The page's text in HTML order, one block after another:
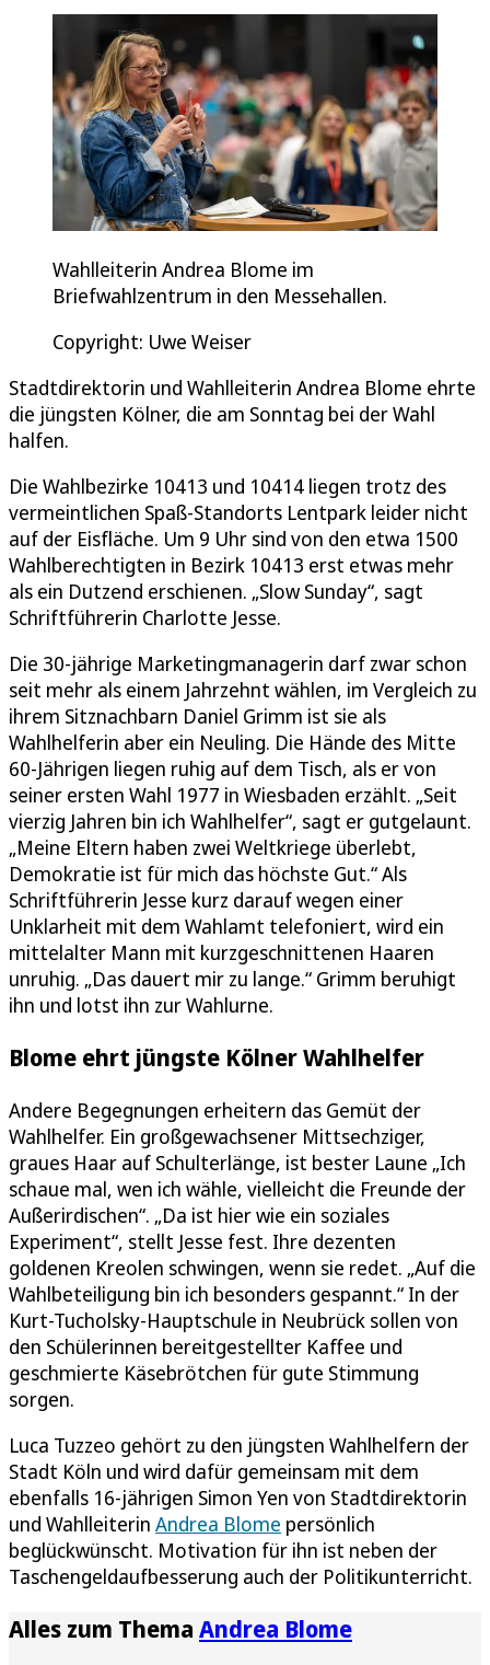
Wahlleiterin Andrea Blome im
Briefwahlzentrum in den Messehallen.
Copyright: Uwe Weiser
Stadtdirektorin und Wahlleiterin Andrea Blome ehrte
die jüngsten Kölner, die am Sonntag bei der Wahl
halfen.
Die Wahlbezirke 10413 und 10414 liegen trotz des
vermeintlichen Spaß-Standorts Lentpark leider nicht
auf der Eisfläche. Um 9 Uhr sind von den etwa 1500
Wahlberechtigten in Bezirk 10413 erst etwas mehr
als ein Dutzend erschienen. „Slow Sunday“, sagt
Schriftführerin Charlotte Jesse.
Die 30-jährige Marketingmanagerin darf zwar schon
seit mehr als einem Jahrzehnt wählen, im Vergleich zu
ihrem Sitznachbarn Daniel Grimm ist sie als
Wahlhelferin aber ein Neuling. Die Hände des Mitte
60-Jährigen liegen ruhig auf dem Tisch, als er von
seiner ersten Wahl 1977 in Wiesbaden erzählt. „Seit
vierzig Jahren bin ich Wahlhelfer“, sagt er gutgelaunt.
„Meine Eltern haben zwei Weltkriege überlebt,
Demokratie ist für mich das höchste Gut.“ Als
Schriftführerin Jesse kurz darauf wegen einer
Unklarheit mit dem Wahlamt telefoniert, wird ein
mittelalter Mann mit kurzgeschnittenen Haaren
unruhig. „Das dauert mir zu lange.“ Grimm beruhigt
ihn und lotst ihn zur Wahlurne.
Blome ehrt jüngste Kölner Wahlhelfer
Andere Begegnungen erheitern das Gemüt der
Wahlhelfer. Ein großgewachsener Mittsechziger,
graues Haar auf Schulterlänge, ist bester Laune „Ich
schaue mal, wen ich wähle, vielleicht die Freunde der
Außerirdischen“. „Da ist hier wie ein soziales
Experiment“, stellt Jesse fest. Ihre dezenten
goldenen Kreolen schwingen, wenn sie redet. „Auf die
Wahlbeteiligung bin ich besonders gespannt.“ In der
Kurt-Tucholsky-Hauptschule in Neubrück sollen von
den Schülerinnen bereitgestellter Kaffee und
geschmierte Käsebrötchen für gute Stimmung
sorgen.
Luca Tuzzeo gehört zu den jüngsten Wahlhelfern der
Stadt Köln und wird dafür gemeinsam mit dem
ebenfalls 16-jährigen Simon Yen von Stadtdirektorin
und Wahlleiterin Andrea Blome persönlich
beglückwünscht. Motivation für ihn ist neben der
Taschengeldaufbesserung auch der Politikunterricht.
Alles zum Thema Andrea Blome